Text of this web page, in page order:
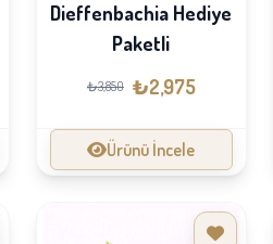
Dieffenbachia Hediye
Paketli
₺3,850 ₺2,975
Ürünü İncele